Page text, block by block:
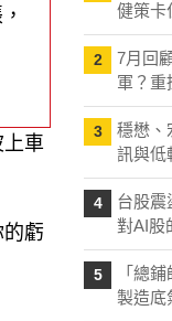
上車
的虧
健策卡
2
7月回
軍？重
3
穩懋、
訊與低
4
台股震
對AI股
5
「總
製造底